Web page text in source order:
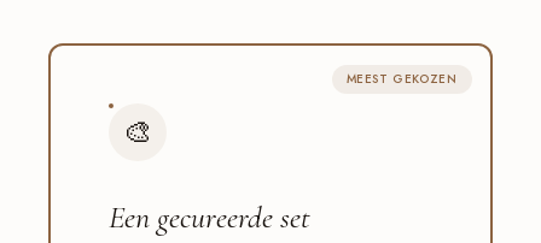
MEEST GEKOZEN
🎨
Een gecureerde set